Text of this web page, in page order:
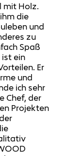
mit Holz.
die
und
zu
Spaß
ist ein
Er
und
ich sehr
Chef, der
Projekten